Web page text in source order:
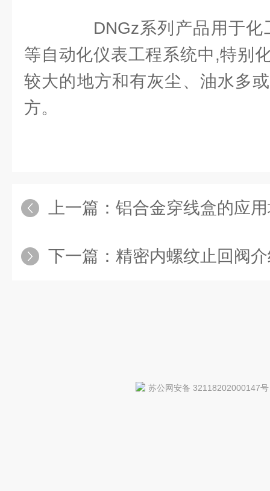
DNGz系列产品用于化
等自动化仪表工程系统中,特别
较大的地方和有灰尘、油水多
方。
上一篇： 铝合金穿线盒的应
下一篇： 精密内螺纹止回阀
苏公网安备 32118202000147号